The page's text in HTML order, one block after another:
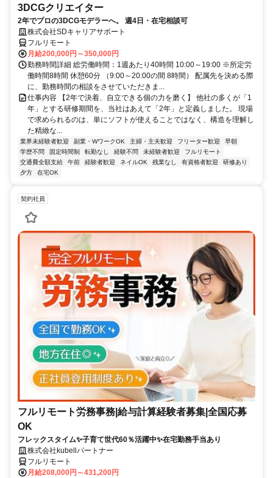
3DCGクリエイター
2年でプロの3DCGモデラーへ。 週4日・在宅相談可
株式会社SDキャリアサポート
フルリモート
月給200,000円～350,000円
勤務時間詳細 総労働時間：1週あたり40時間 10:00～19:00 ※所定労
働時間8時間 休憩60分 （9:00～20:00の間 8時間） 配属先を決める際
に、勤務時間の相談をさせていただきま...
仕事内容 【2年で決着、自立できる個の力を磨く】 他社の多くが「1
年」とする研修期間を、当社はあえて「2年」と定義しました。 現場
で求められるのは、単にソフトが使えることではなく、構造を理解し
た精緻な...
業界未経験者歓迎 副業・WワークOK 主婦・主夫歓迎 フリーター歓迎
早朝
学歴不問
固定時間制 転勤なし 経験不問 未経験者歓迎
フルリモート
交通費全額支給
午前 経験者歓迎 ネイルOK 残業なし 有資格者歓迎
研修あり
夕方
在宅OK
契約社員
フルリモート労務事務|給与計算経験者募集|全国応募
OK
フレックスタイム✨子育て世代60％活躍中✨在宅勤務手当あり
株式会社kubellパートナー
フルリモート
月給208,000円～431,200円